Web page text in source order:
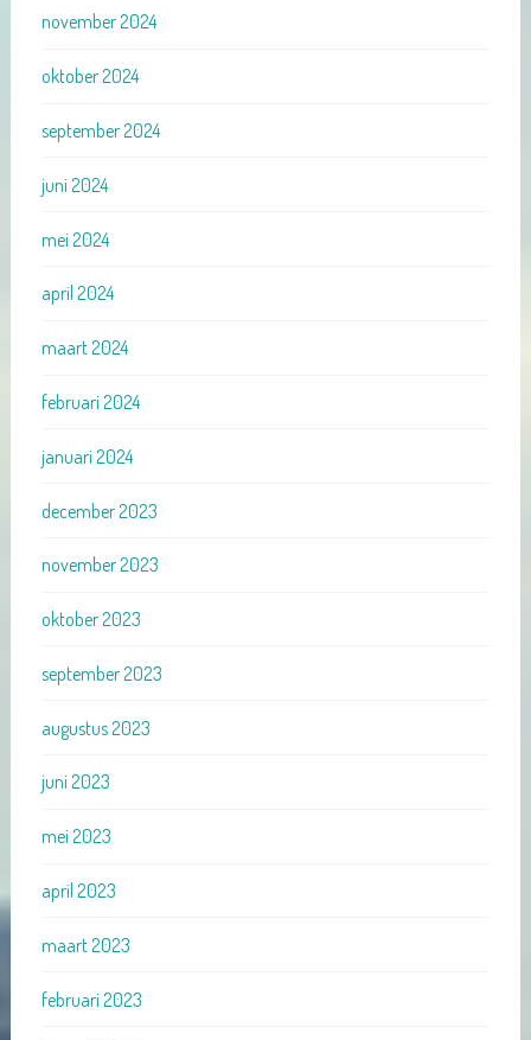
november 2024
oktober 2024
september 2024
juni 2024
mei 2024
april 2024
maart 2024
februari 2024
januari 2024
december 2023
november 2023
oktober 2023
september 2023
augustus 2023
juni 2023
mei 2023
april 2023
maart 2023
februari 2023